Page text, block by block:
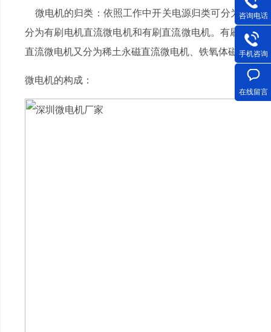
微电机的归类：依照工作中开关电源归类可分为直流
分为有刷电机直流微电机和有刷直流微电机。有刷直流
直流微电机又分为稀土永磁直流微电机、铁氧体磁芯永
微电机的构成：
咨询电话
手机咨询
在线留言